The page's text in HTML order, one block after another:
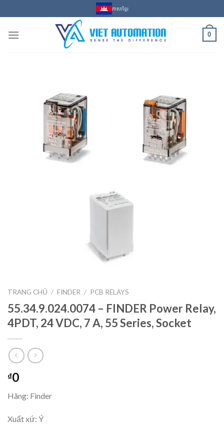
to
content
ភាសាខ្មែរ
0
TRANG CHỦ / FINDER / PCB RELAYS
55.34.9.024.0074 – FINDER Power Relay,
4PDT, 24 VDC, 7 A, 55 Series, Socket
₫0
Hãng: Finder
Xuất xứ: Ý